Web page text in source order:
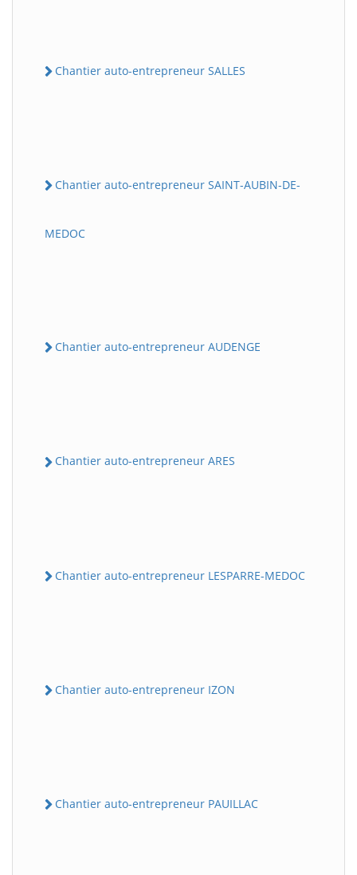
Chantier auto-entrepreneur SALLES
Chantier auto-entrepreneur SAINT-AUBIN-DE-
MEDOC
Chantier auto-entrepreneur AUDENGE
Chantier auto-entrepreneur ARES
Chantier auto-entrepreneur LESPARRE-MEDOC
Chantier auto-entrepreneur IZON
Chantier auto-entrepreneur PAUILLAC